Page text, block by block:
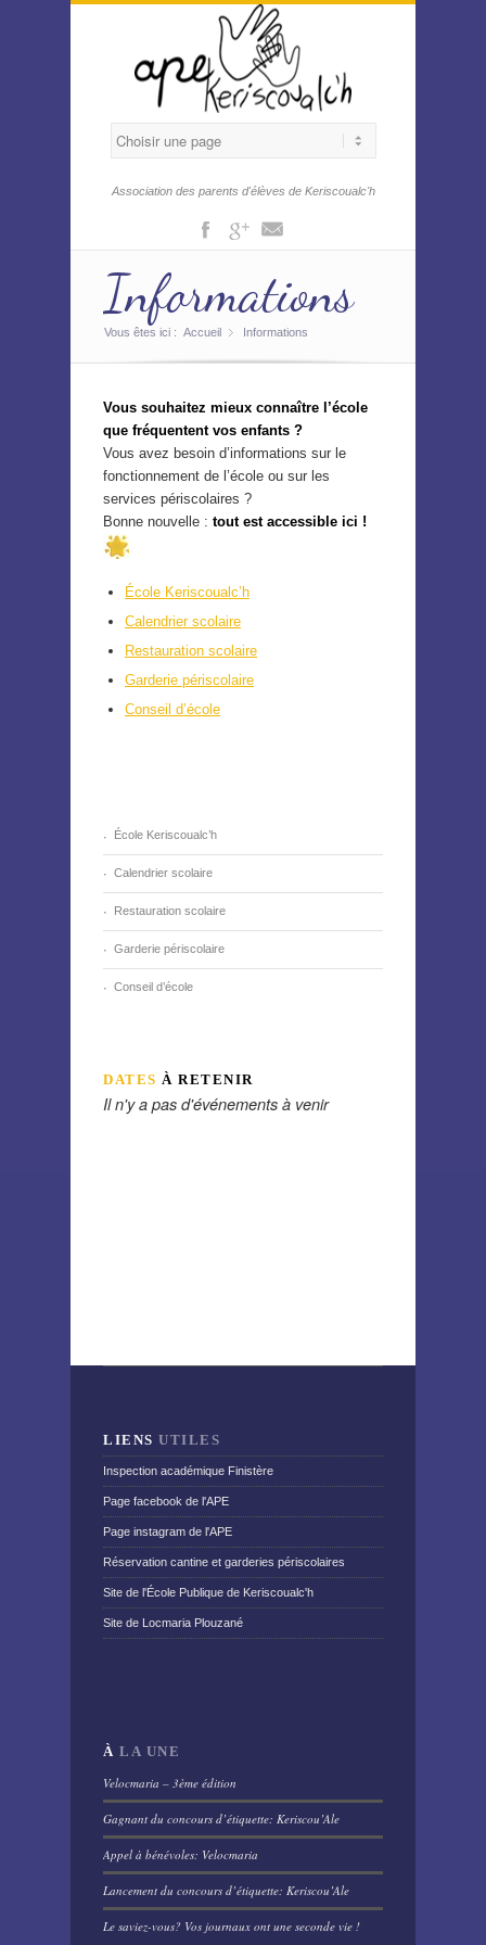
Association des parents d'élèves de Keriscoualc'h
Facebook
Gplus
Informations
Vous êtes ici : Accueil »
Informations
Vous souhaitez mieux connaître l’école
que fréquentent vos enfants ?
Vous avez besoin d’informations sur le
fonctionnement de l’école ou sur les
services périscolaires ?
Bonne nouvelle : tout est accessible ici !
École Keriscoualc’h
Calendrier scolaire
Restauration scolaire
Garderie périscolaire
Conseil d’école
École Keriscoualc’h
Calendrier scolaire
Restauration scolaire
Garderie périscolaire
Conseil d’école
DATES À RETENIR
Il n'y a pas d'événements à venir
LIENS UTILES
Inspection académique Finistère
Page facebook de l'APE
Page instagram de l'APE
Réservation cantine et garderies périscolaires
Site de l'École Publique de Keriscoualc'h
Site de Locmaria Plouzané
À LA UNE
Velocmaria – 3ème édition
Gagnant du concours d’étiquette: Keriscou’Ale
Appel à bénévoles: Velocmaria
Lancement du concours d’étiquette: Keriscou’Ale
Le saviez-vous? Vos journaux ont une seconde vie !